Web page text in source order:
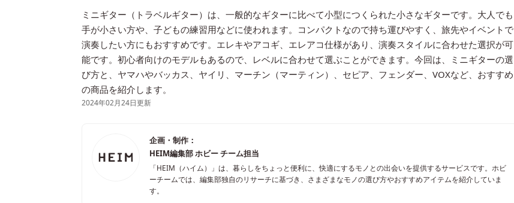
ミニギター（トラベルギター）は、一般的なギターに比べて小型につくられた小さなギターです。大人でも
手が小さい方や、子どもの練習用などに使われます。コンパクトなので持ち運びやすく、旅先やイベントで
演奏したい方にもおすすめです。エレキやアコギ、エレアコ仕様があり、演奏スタイルに合わせた選択が可
能です。初心者向けのモデルもあるので、レベルに合わせて選ぶことができます。今回は、ミニギターの選
び方と、ヤマハやバッカス、ヤイリ、マーチン（マーティン）、セピア、フェンダー、VOXなど、おすすめ
の商品を紹介します。
2024年02月24日更新
企画・制作：
HEIM編集部 ホビー チーム担当
「HEIM（ハイム）」は、暮らしをちょっと便利に、快適にするモノとの出会いを提供するサービスです。ホビ
ーチームでは、編集部独自のリサーチに基づき、さまざまなモノの選び方やおすすめアイテムを紹介していま
す。